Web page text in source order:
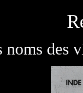
noms des